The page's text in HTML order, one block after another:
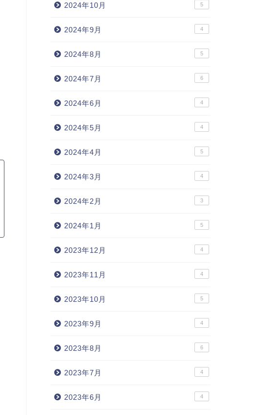
2024年10月 5
2024年9月 4
2024年8月 5
2024年7月 6
2024年6月 4
2024年5月 4
2024年4月 5
2024年3月 4
2024年2月 3
2024年1月 5
2023年12月 4
2023年11月 4
2023年10月 5
2023年9月 4
2023年8月 6
2023年7月 4
2023年6月 4